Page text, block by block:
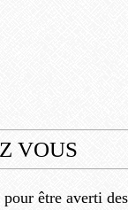
VOUS
être averti des